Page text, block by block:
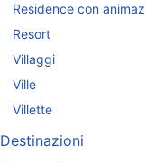
Residence con
Resort
Villaggi
Ville
Villette
Destinazioni